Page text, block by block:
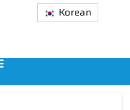
Korean